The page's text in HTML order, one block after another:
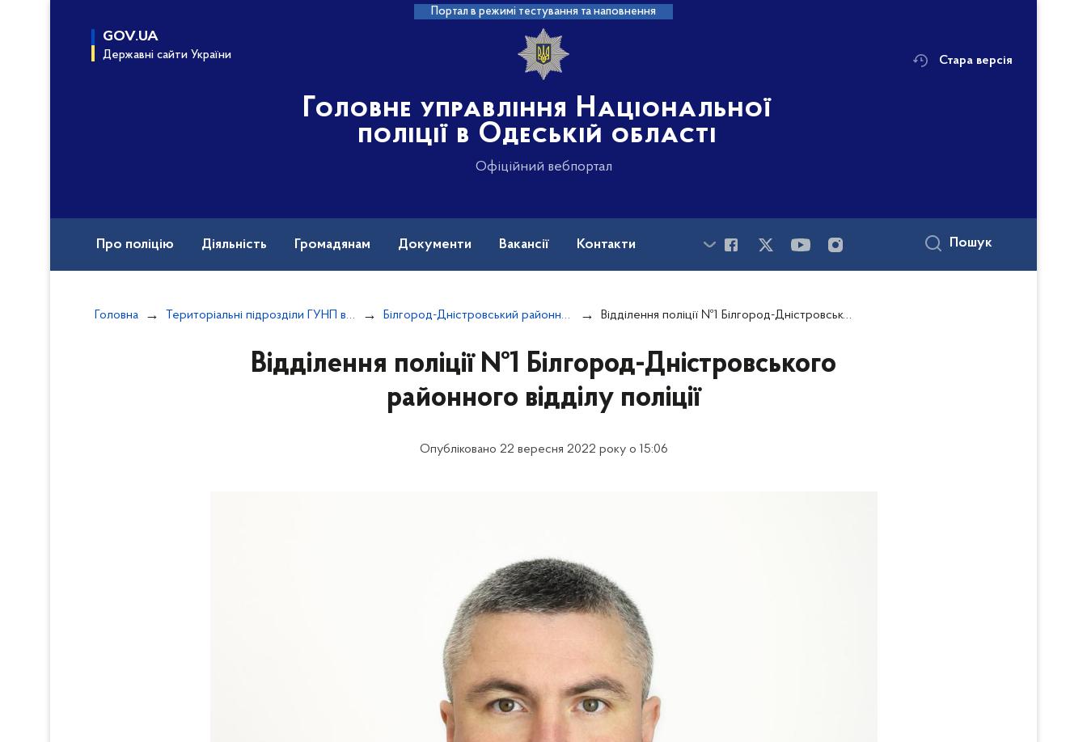
Портал в режимі тестування та наповнення
GOV.UA
Державні сайти України
Головне управління Національної
поліції в Одеській області
Офіційний вебпортал
Стара версія
Про поліцію Діяльність Громадянам Документи Вакансії Контакти Пошук
Головна Територіальні підрозділи ГУНП в Одеській області Білгород-Дністровський районний відділ поліції Відділення поліції №1 Білгород-Дністровського районного відділу поліції
Відділення поліції №1 Білгород-Дністровського
районного відділу поліції
Опубліковано 22 вересня 2022 року о 15:06